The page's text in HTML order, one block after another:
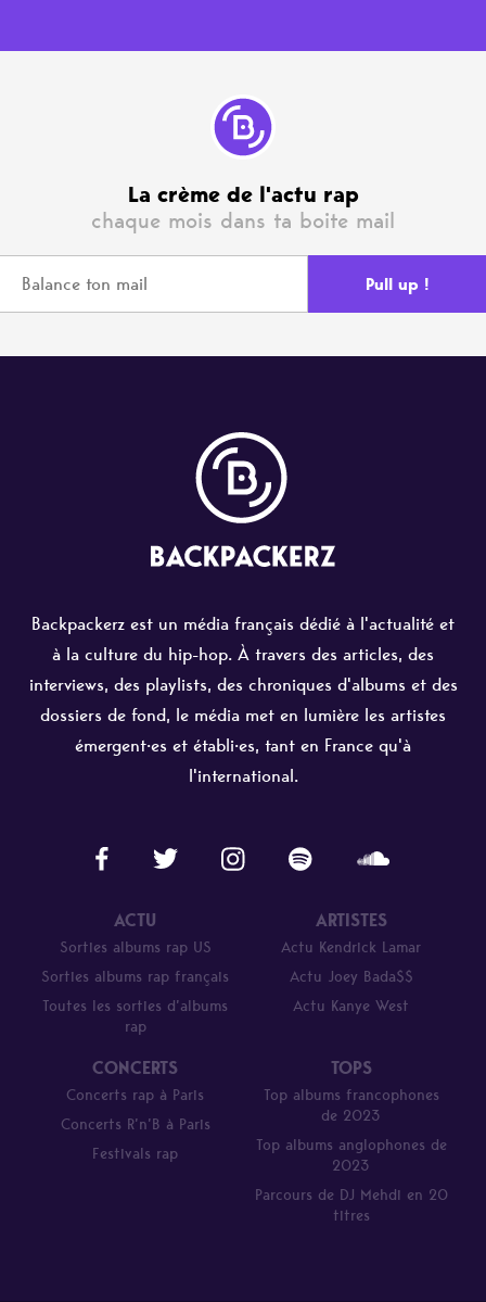
La crème de l'actu rap
chaque mois dans ta boite mail
Backpackerz est un média français dédié à l'actualité et
à la culture du hip-hop. À travers des articles, des
interviews, des playlists, des chroniques d'albums et des
dossiers de fond, le média met en lumière les artistes
émergent·es et établi·es, tant en France qu'à
l'international.
ACTU
Sorties albums rap US
Sorties albums rap français
Toutes les sorties d’albums
rap
ARTISTES
Actu Kendrick Lamar
Actu Joey Bada$$
Actu Kanye West
CONCERTS
Concerts rap à Paris
Concerts R’n’B à Paris
Festivals rap
TOPS
Top albums francophones
de 2023
Top albums anglophones de
2023
Parcours de DJ Mehdi en 20
titres